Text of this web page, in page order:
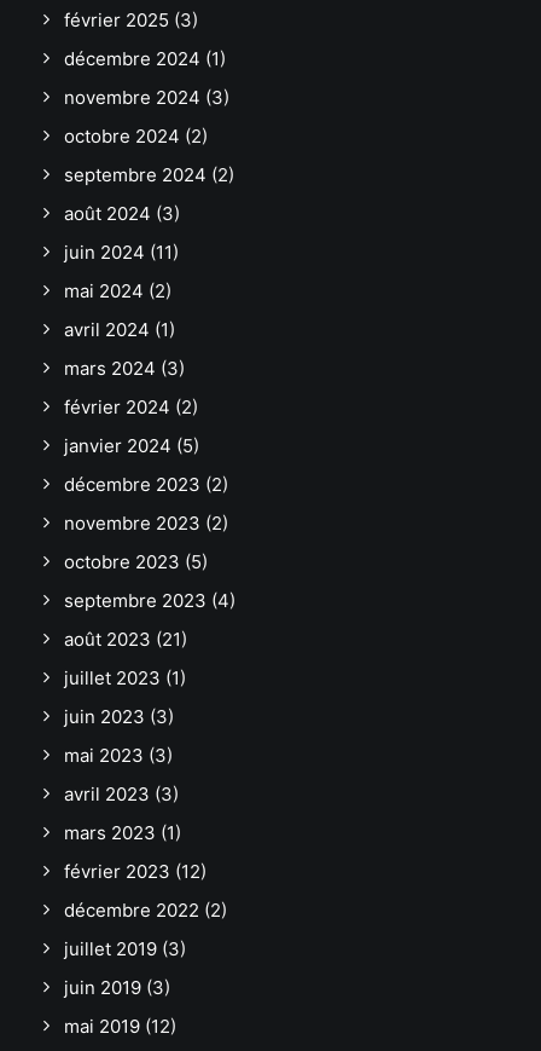
février 2025 (3)
décembre 2024 (1)
novembre 2024 (3)
octobre 2024 (2)
septembre 2024 (2)
août 2024 (3)
juin 2024 (11)
mai 2024 (2)
avril 2024 (1)
mars 2024 (3)
février 2024 (2)
janvier 2024 (5)
décembre 2023 (2)
novembre 2023 (2)
octobre 2023 (5)
septembre 2023 (4)
août 2023 (21)
juillet 2023 (1)
juin 2023 (3)
mai 2023 (3)
avril 2023 (3)
mars 2023 (1)
février 2023 (12)
décembre 2022 (2)
juillet 2019 (3)
juin 2019 (3)
mai 2019 (12)